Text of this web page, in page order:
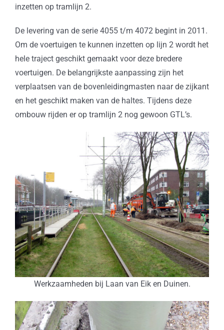
inzetten op tramlijn 2.
De levering van de serie 4055 t/m 4072 begint in 2011.
Om de voertuigen te kunnen inzetten op lijn 2 wordt het
hele traject geschikt gemaakt voor deze bredere
voertuigen. De belangrijkste aanpassing zijn het
verplaatsen van de bovenleidingmasten naar de zijkant
en het geschikt maken van de haltes. Tijdens deze
ombouw rijden er op tramlijn 2 nog gewoon GTL’s.
Werkzaamheden bij Laan van Eik en Duinen.